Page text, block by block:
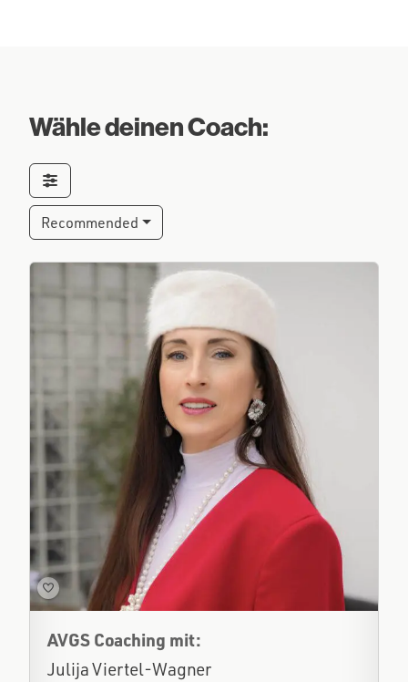
Wähle deinen Coach:
Recommended
AVGS Coaching mit:
Julija Viertel-Wagner